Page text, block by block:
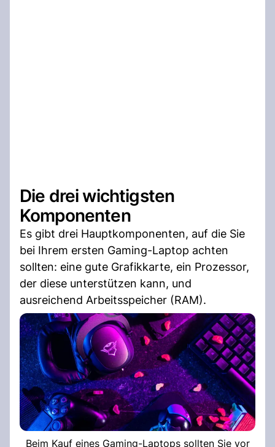
Die drei wichtigsten
Komponenten
Es gibt drei Hauptkomponenten, auf die Sie
bei Ihrem ersten Gaming-Laptop achten
sollten: eine gute Grafikkarte, ein Prozessor,
der diese unterstützen kann, und
ausreichend Arbeitsspeicher (RAM).
Beim Kauf eines Gaming-Laptops sollten Sie vor